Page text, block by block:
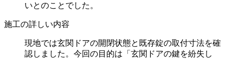
いとのことでした。
施工の詳しい内容
現地では玄関ドアの開閉状態と既存錠の取付寸法を確
認しました。今回の目的は「玄関ドアの鍵を紛失し